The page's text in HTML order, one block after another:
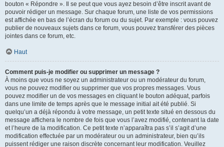
bouton « Répondre ». Il se peut que vous ayez besoin d’être inscrit avant de
pouvoir rédiger un message. Sur chaque forum, une liste de vos permissions
est affichée en bas de l’écran du forum ou du sujet. Par exemple : vous pouvez
publier de nouveaux sujets dans ce forum, vous pouvez transférer des pièces
jointes dans ce forum, etc.
Haut
Comment puis-je modifier ou supprimer un message ?
À moins que vous ne soyez un administrateur ou un modérateur du forum,
vous ne pouvez modifier ou supprimer que vos propres messages. Vous
pouvez modifier un de vos messages en cliquant le bouton adéquat, parfois
dans une limite de temps après que le message initial ait été publié. Si
quelqu’un a déjà répondu à votre message, un petit texte situé en dessous du
message affichera le nombre de fois que vous l’avez modifié, contenant la date
et l’heure de la modification. Ce petit texte n’apparaîtra pas s’il s’agit d’une
modification effectuée par un modérateur ou un administrateur, bien qu’ils
puissent rédiger une raison discrète concernant leur modification. Veuillez